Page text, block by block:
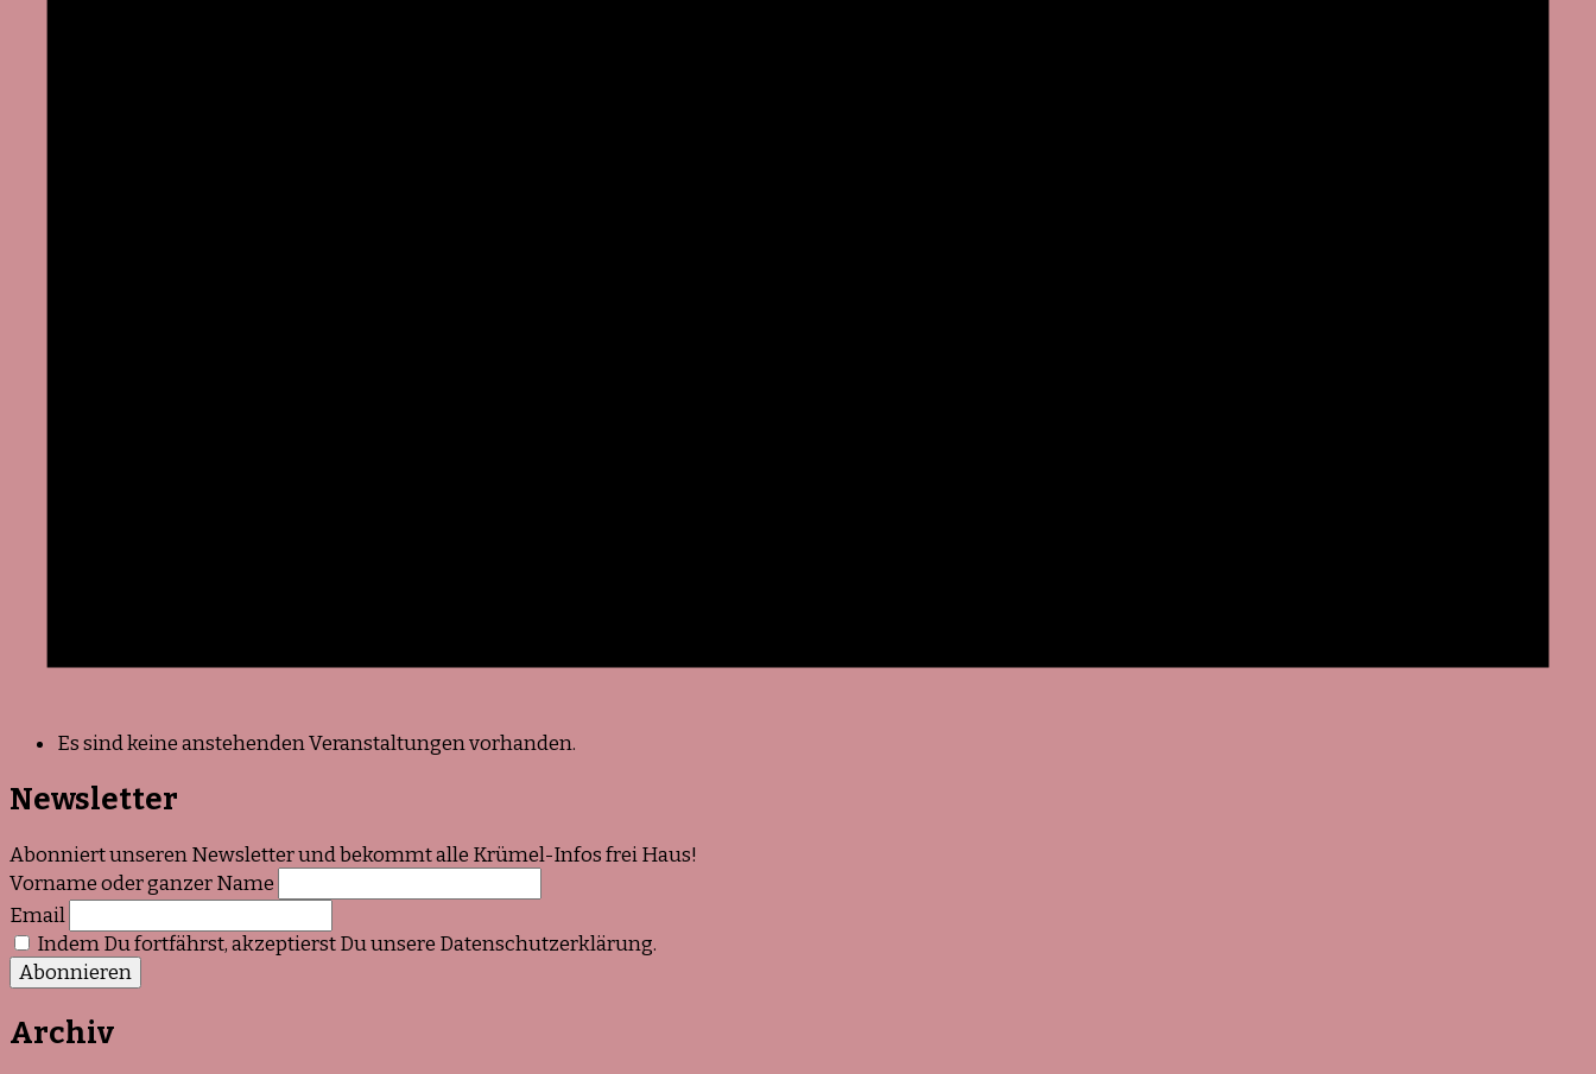
Es sind keine anstehenden Veranstaltungen vorhanden.
Newsletter
Abonniert unseren Newsletter und bekommt alle Krümel-Infos frei Haus!
Vorname oder ganzer Name
Email
Indem Du fortfährst, akzeptierst Du unsere Datenschutzerklärung.
Archiv